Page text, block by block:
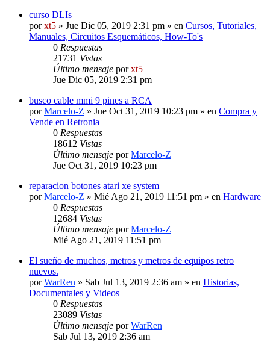
curso DLIs
porxt5 » Jue Dic 05, 2019 2:31 pm » en Cursos, Tutoriales,
Manuales, Circuitos Esquemáticos, How-To's
0 Respuestas
21731 Vistas
Último mensaje porxt5
Jue Dic 05, 2019 2:31 pm
busco cable mmi 9 pines a RCA
porMarcelo-Z » Jue Oct 31, 2019 10:23 pm » en Compra y
Vende en Retronia
0 Respuestas
18612 Vistas
Último mensaje porMarcelo-Z
Jue Oct 31, 2019 10:23 pm
reparacion botones atari xe system
porMarcelo-Z » Mié Ago 21, 2019 11:51 pm » en Hardware
0 Respuestas
12684 Vistas
Último mensaje porMarcelo-Z
Mié Ago 21, 2019 11:51 pm
El sueño de muchos, metros y metros de equipos retro
nuevos.
porWarRen » Sab Jul 13, 2019 2:36 am » en Historias,
Documentales y Videos
0 Respuestas
23089 Vistas
Último mensaje porWarRen
Sab Jul 13, 2019 2:36 am